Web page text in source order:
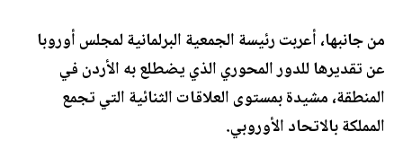
من جانبها، أعربت رئيسة الجمعية البرلمانية لمجلس أوروبا
عن تقديرها للدور المحوري الذي يضطلع به الأردن في
المنطقة، مشيدة بمستوى العلاقات الثنائية التي تجمع
المملكة بالاتحاد الأوروبي.